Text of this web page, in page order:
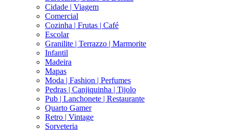
Cidade | Viagem
Comercial
Cozinha | Frutas | Café
Escolar
Granilite | Terrazzo | Marmorite
Infantil
Madeira
Mapas
Moda | Fashion | Perfumes
Pedras | Canjiquinha | Tijolo
Pub | Lanchonete | Restaurante
Quarto Gamer
Retro | Vintage
Sorveteria